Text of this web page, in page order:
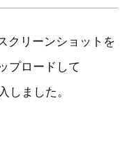
クリーンショットを
プロードして
しました。